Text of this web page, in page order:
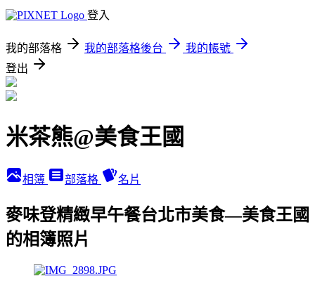
登入
我的部落格 我的部落格後台
我的帳號
登出
米茶熊@美食王國
相簿 部落格 名片
麥味登精緻早午餐台北市美食—美食王國
的相簿照片